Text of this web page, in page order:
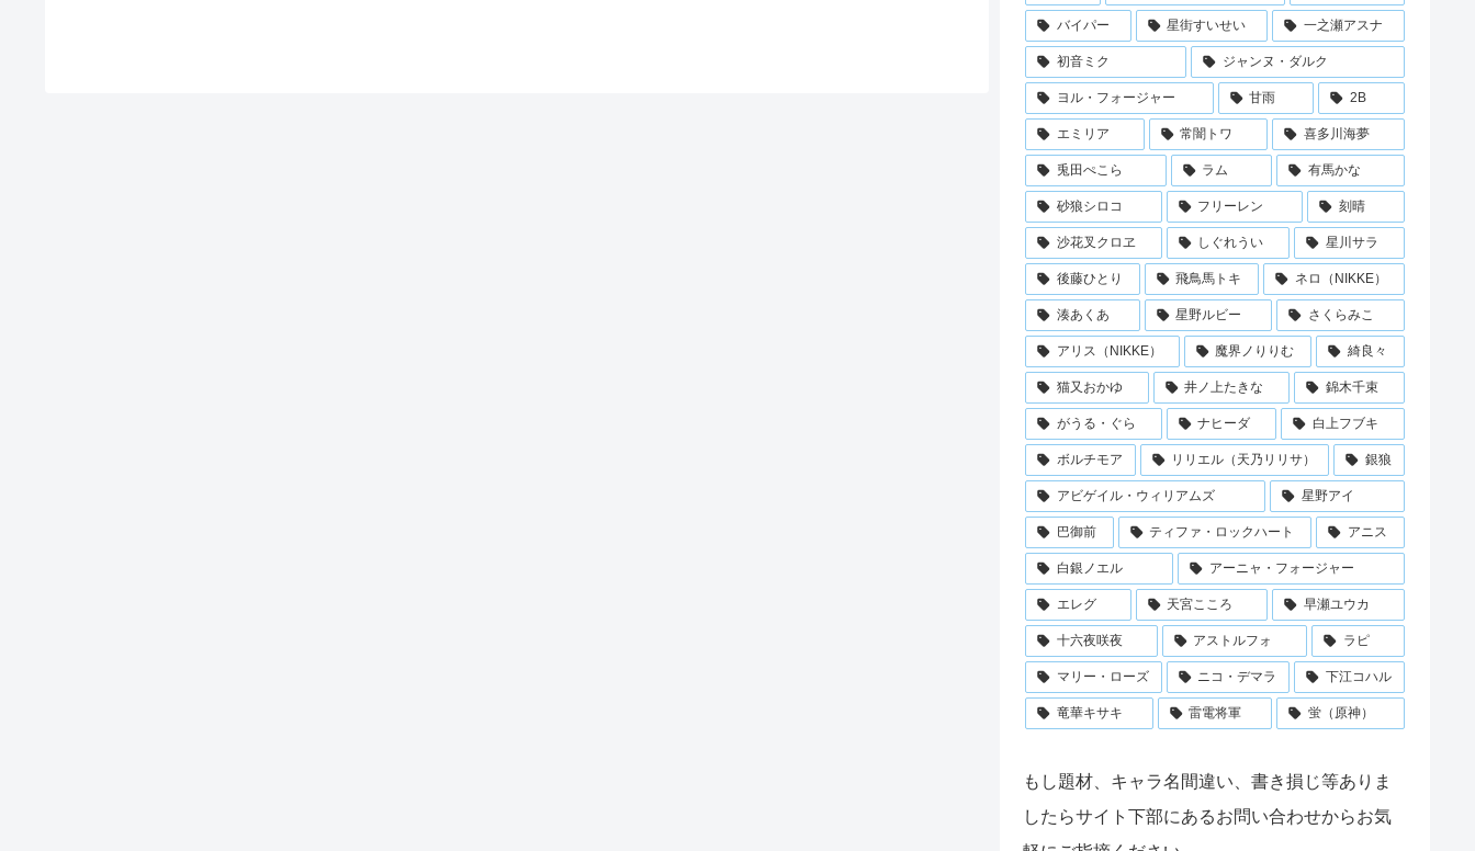
バイパー 星街すいせい 一之瀬アスナ
初音ミク ジャンヌ・ダルク
ヨル・フォージャー 甘雨 2B
エミリア 常闇トワ 喜多川海夢
兎田ぺこら ラム 有馬かな
砂狼シロコ フリーレン 刻晴
沙花叉クロヱ しぐれうい 星川サラ
後藤ひとり 飛鳥馬トキ ネロ（NIKKE）
湊あくあ 星野ルビー さくらみこ
アリス（NIKKE） 魔界ノりりむ 綺良々
猫又おかゆ 井ノ上たきな 錦木千束
がうる・ぐら ナヒーダ 白上フブキ
ボルチモア リリエル（天乃リリサ） 銀狼
アビゲイル・ウィリアムズ 星野アイ
巴御前 ティファ・ロックハート アニス
白銀ノエル アーニャ・フォージャー
エレグ 天宮こころ 早瀬ユウカ
十六夜咲夜 アストルフォ ラピ
マリー・ローズ ニコ・デマラ 下江コハル
竜華キサキ 雷電将軍 蛍（原神）
もし題材、キャラ名間違い、書き損じ等ありま
したらサイト下部にあるお問い合わせからお気